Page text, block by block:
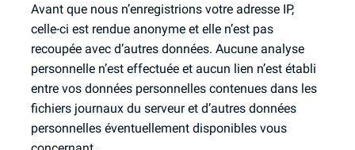
Avant que nous n’enregistrions votre adresse IP,
celle-ci est rendue anonyme et elle n’est pas
recoupée avec d’autres données. Aucune analyse
personnelle n’est effectuée et aucun lien n’est établi
entre vos données personnelles contenues dans les
fichiers journaux du serveur et d’autres données
personnelles éventuellement disponibles vous